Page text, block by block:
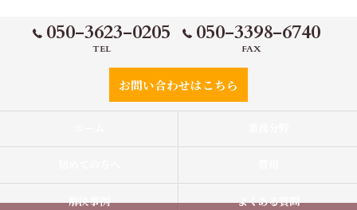
050-3623-0205
TEL
050-3398-6740
FAX
お問い合わせはこちら
解決事例 よくある質問